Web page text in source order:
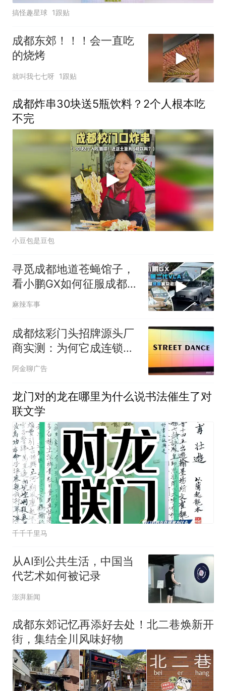
搞怪趣星球 1跟贴
成都东郊！！！会一直吃
的烧烤
就叫我七七呀 1跟贴
成都炸串30块送5瓶饮料？2个人根本吃
不完
小豆包是豆包
寻觅成都地道苍蝇馆子，
看小鹏GX如何征服成都复
杂老城区
麻辣车事
成都炫彩门头招牌源头厂
商实测：为何它成连锁店
首选？
阿金聊广告
龙门对的龙在哪里为什么说书法催生了对
联文学
千千千里马
从AI到公共生活，中国当
代艺术如何被记录
澎湃新闻
成都东郊记忆再添好去处！北二巷焕新开
街，集结全川风味好物